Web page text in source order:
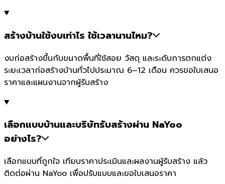
สร้างบ้านใช้งบเท่าไร ใช้เวลานานไหม?
งบก่อสร้างขึ้นกับขนาดพื้นที่ใช้สอย วัสดุ และระดับการตกแต่ง
ระยะเวลาก่อสร้างบ้านทั่วไปประมาณ 6–12 เดือน ควรขอใบเสนอ
ราคาและแผนงานจากผู้รับสร้าง
เลือกแบบบ้านและบริษัทรับสร้างผ่าน NaYoo
อย่างไร?
เลือกแบบที่ถูกใจ เทียบราคาประเมินและผลงานผู้รับสร้าง แล้ว
ติดต่อผ่าน NaYoo เพื่อปรับแบบและขอใบเสนอราคา